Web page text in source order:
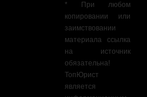
* При любом
копировании или
заимствовании
материала ссылка
на источник
обязательна!
ТопЮрист
является